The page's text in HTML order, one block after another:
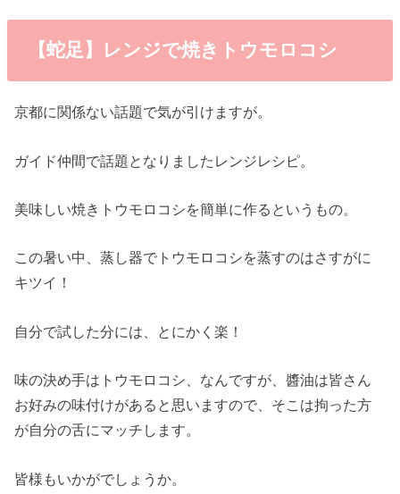
【蛇足】レンジで焼きトウモロコシ
京都に関係ない話題で気が引けますが。
ガイド仲間で話題となりましたレンジレシピ。
美味しい焼きトウモロコシを簡単に作るというもの。
この暑い中、蒸し器でトウモロコシを蒸すのはさすがに
キツイ！
自分で試した分には、とにかく楽！
味の決め手はトウモロコシ、なんですが、醬油は皆さん
お好みの味付けがあると思いますので、そこは拘った方
が自分の舌にマッチします。
皆様もいかがでしょうか。